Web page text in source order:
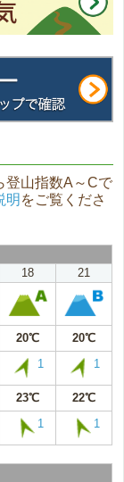
登山指数A～Cで
明 をご覧くださ
18 21
20℃ 20℃
1 1
23℃ 22℃
1 1